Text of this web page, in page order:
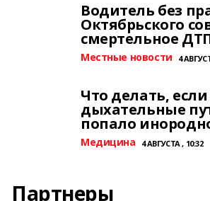
Водитель без
Октябрьского
смертельное
Местные новости 4
Что делать, если
дыхательные
попало
Медицина 4 АВГУСТА , 10:32
Партнеры